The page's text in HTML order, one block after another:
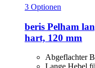
3 Optionen
beris Pelham
hart, 120 mm
Abgeflachter